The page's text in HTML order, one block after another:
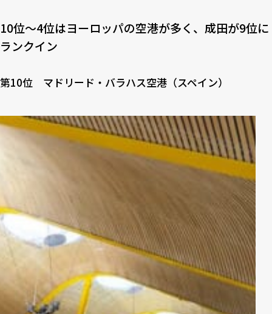
2-1
第3位 羽田空港（日本）
2-2
第2位 ハマド国際空港（カタール）
10位〜4位はヨーロッパの空港が多く、成田が9位に
ランクイン
第10位 マドリード・バラハス空港（スペイン）